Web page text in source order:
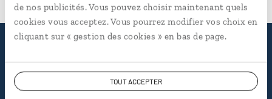
de nos publicités. Vous pouvez choisir maintenant quels
cookies vous acceptez. Vous pourrez modifier vos choix en
cliquant sur « gestion des cookies » en bas de page.
TOUT ACCEPTER
Pourquoi voyager avec
nous